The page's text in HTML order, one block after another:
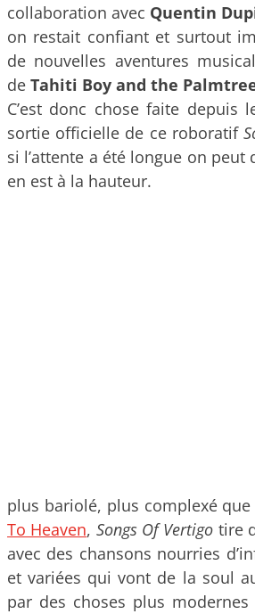
collaboration avec Quentin
on restait confiant et surtout
de nouvelles aventures
de Tahiti Boy and the
C’est donc chose faite depuis
sortie officielle de ce roboratif
si l’attente a été longue on
en est à la hauteur.
plus bariolé, plus complexé que
To Heaven, Songs Of Vertigo tire
avec des chansons nourries
et variées qui vont de la soul
par des choses plus modernes